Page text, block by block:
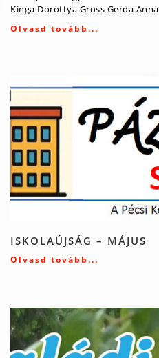
Kinga Dorottya Gross Gerda Anna
Olvasd tovább...
ISKOLAÚJSÁG – MÁJUS
Olvasd tovább...